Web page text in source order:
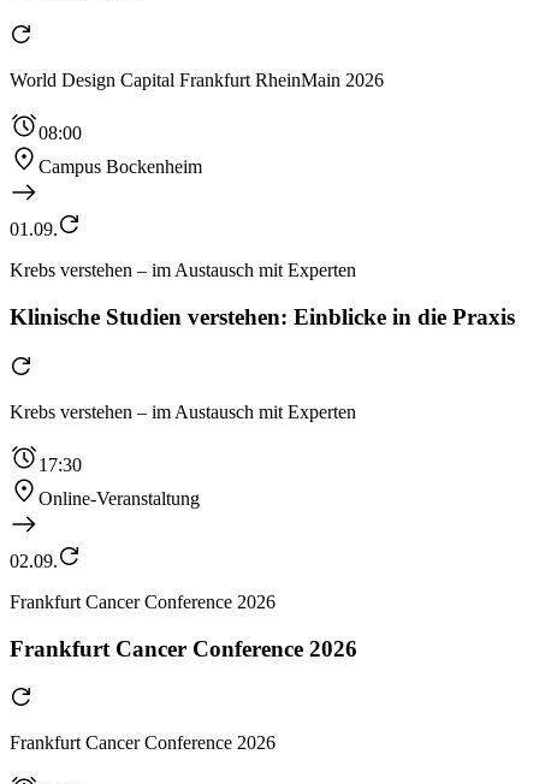
World Design Capital Frankfurt RheinMain 2026
08:00
Campus Bockenheim
01.09.
Krebs verstehen – im Austausch mit Experten
Klinische Studien verstehen: Einblicke in die Praxis
Krebs verstehen – im Austausch mit Experten
17:30
Online-Veranstaltung
02.09.
Frankfurt Cancer Conference 2026
Frankfurt Cancer Conference 2026
Frankfurt Cancer Conference 2026